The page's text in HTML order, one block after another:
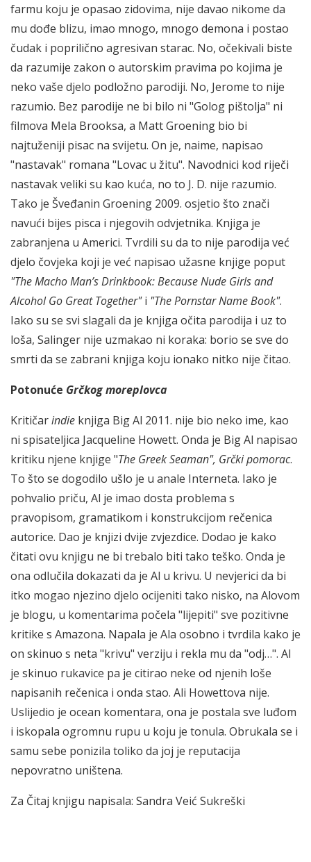
farmu koju je opasao zidovima, nije davao nikome da
mu dođe blizu, imao mnogo, mnogo demona i postao
čudak i poprilično agresivan starac. No, očekivali biste
da razumije zakon o autorskim pravima po kojima je
neko vaše djelo podložno parodiji. No, Jerome to nije
razumio. Bez parodije ne bi bilo ni "Golog pištolja" ni
filmova Mela Brooksa, a Matt Groening bio bi
najtuženiji pisac na svijetu. On je, naime, napisao
"nastavak" romana "Lovac u žitu". Navodnici kod riječi
nastavak veliki su kao kuća, no to J. D. nije razumio.
Tako je Šveđanin Groening 2009. osjetio što znači
navući bijes pisca i njegovih odvjetnika. Knjiga je
zabranjena u Americi. Tvrdili su da to nije parodija već
djelo čovjeka koji je već napisao užasne knjige poput
"The Macho Man’s Drinkbook: Because Nude Girls and
Alcohol Go Great Together"i "The Pornstar Name Book".
Iako su se svi slagali da je knjiga očita parodija i uz to
loša, Salinger nije uzmakao ni koraka: borio se sve do
smrti da se zabrani knjiga koju ionako nitko nije čitao.
Potonuće Grčkog moreplovca
Kritičarindie knjiga Big Al 2011. nije bio neko ime, kao
ni spisateljica Jacqueline Howett. Onda je Big Al napisao
kritiku njene knjige "The Greek Seaman", Grčki pomorac.
To što se dogodilo ušlo je u anale Interneta. Iako je
pohvalio priču, Al je imao dosta problema s
pravopisom, gramatikom i konstrukcijom rečenica
autorice. Dao je knjizi dvije zvjezdice. Dodao je kako
čitati ovu knjigu ne bi trebalo biti tako teško. Onda je
ona odlučila dokazati da je Al u krivu. U nevjerici da bi
itko mogao njezino djelo ocijeniti tako nisko, na Alovom
je blogu, u komentarima počela "lijepiti" sve pozitivne
kritike s Amazona. Napala je Ala osobno i tvrdila kako je
on skinuo s neta "krivu" verziju i rekla mu da "odj…". Al
je skinuo rukavice pa je citirao neke od njenih loše
napisanih rečenica i onda stao. Ali Howettova nije.
Uslijedio je ocean komentara, ona je postala sve luđom
i iskopala ogromnu rupu u koju je tonula. Obrukala se i
samu sebe ponizila toliko da joj je reputacija
nepovratno uništena.
Za Čitaj knjigu napisala: Sandra Veić Sukreški